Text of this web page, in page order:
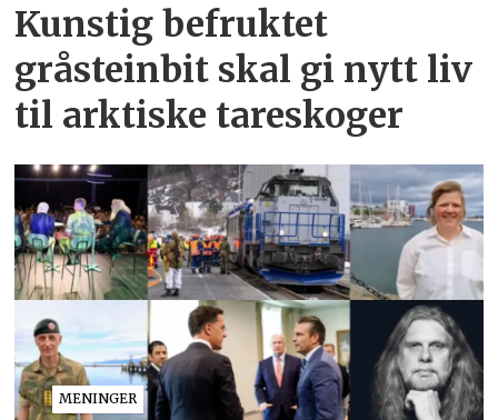
Kunstig befruktet
gråsteinbit skal gi nytt liv
til arktiske tareskoger
MENINGER